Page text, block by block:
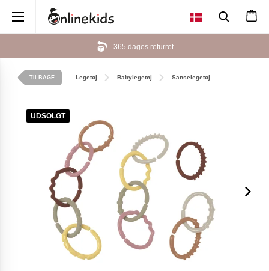
365 dages returret
TILBAGE Legetøj Babylegetøj Sanselegetøj
UDSOLGT